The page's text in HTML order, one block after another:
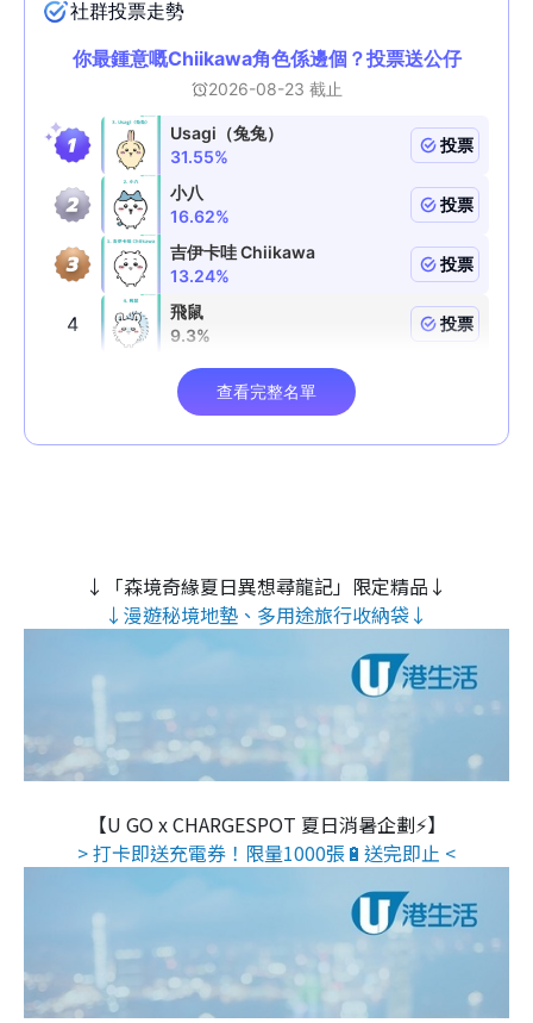
↓「森境奇緣夏日異想尋龍記」限定精品↓
↓漫遊秘境地墊、多用途旅行收納袋↓
【U GO x CHARGESPOT 夏日消暑企劃⚡】
> 打卡即送充電券！限量1000張🔋送完即止 <